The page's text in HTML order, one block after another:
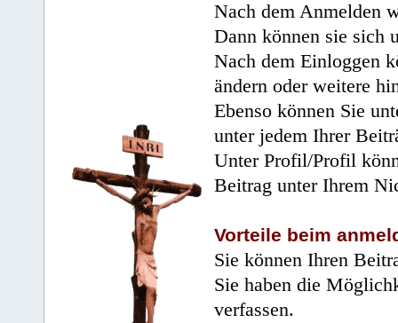
Nach dem Anmelden
Dann können sie sich
Nach dem Einloggen
ändern oder weitere
Ebenso können Sie
unter jedem Ihrer
Unter Profil/Profil
Beitrag unter Ihrem
Vorteile beim
Sie können Ihren
Sie haben die
verfassen.